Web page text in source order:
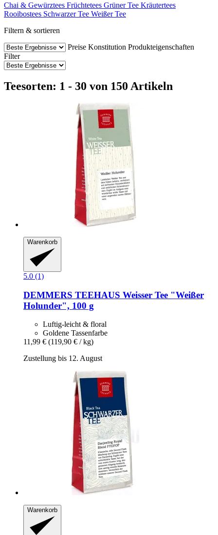
Chai & Gewürztees Früchtetees Grüner Tee Kräutertees
Rooibostees Schwarzer Tee Weißer Tee
Filtern & sortieren
Preise Konstitution Produkteigenschaften
Filter
Teesorten: 1 - 30 von 150 Artikeln
Warenkorb
5.0 (1)
DEMMERS TEEHAUS Weisser Tee "Weißer
Holunder", 100 g
Luftig-leicht & floral
Goldene Tassenfarbe
11,99 € (119,90 € / kg)
Zustellung bis 12. August
Warenkorb